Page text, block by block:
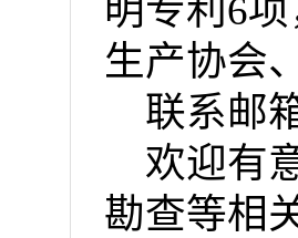
明专利6
生产协会
联系邮
欢迎有
勘查等相